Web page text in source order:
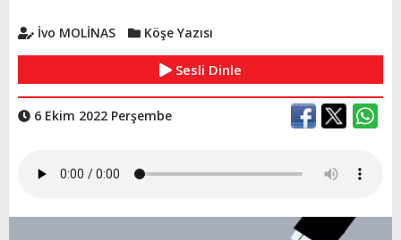
İvo MOLİNAS Köşe Yazısı
Sesli Dinle
6 Ekim 2022 Perşembe